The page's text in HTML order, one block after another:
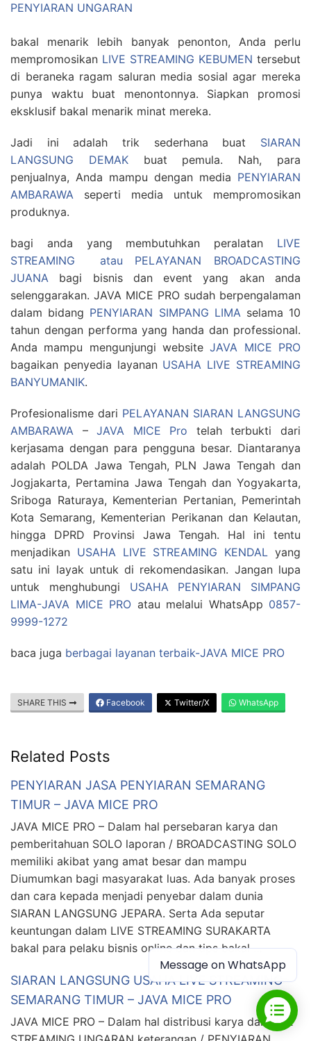
PENYIARAN UNGARAN
bakal menarik lebih banyak penonton, Anda perlu
mempromosikan LIVE STREAMING KEBUMEN tersebut
di beraneka ragam saluran media sosial agar mereka
punya waktu buat menontonnya. Siapkan promosi
eksklusif bakal menarik minat mereka.
Jadi ini adalah trik sederhana buat SIARAN
LANGSUNG DEMAKbuat pemula. Nah, para
penjualnya, Anda mampu dengan media PENYIARAN
AMBARAWA seperti media untuk mempromosikan
produknya.
bagi anda yang membutuhkan peralatan LIVE
STREAMING atau PELAYANAN BROADCASTING
JUANA bagi bisnis dan event yang akan anda
selenggarakan. JAVA MICE PRO sudah berpengalaman
dalam bidang PENYIARAN SIMPANG LIMAselama 10
tahun dengan performa yang handa dan professional.
Anda mampu mengunjungi websiteJAVA MICE PRO
bagaikan penyedia layanan USAHA LIVE STREAMING
BANYUMANIK.
Profesionalisme dari PELAYANAN SIARAN LANGSUNG
AMBARAWA –JAVA MICE Pro telah terbukti dari
kerjasama dengan para pengguna besar. Diantaranya
adalah POLDA Jawa Tengah, PLN Jawa Tengah dan
Jogjakarta, Pertamina Jawa Tengah dan Yogyakarta,
Sriboga Raturaya, Kementerian Pertanian, Pemerintah
Kota Semarang, Kementerian Perikanan dan Kelautan,
hingga DPRD Provinsi Jawa Tengah. Hal ini tentu
menjadikan USAHA LIVE STREAMING KENDAL yang
satu ini layak untuk di rekomendasikan. Jangan lupa
untuk menghubungi USAHA PENYIARAN SIMPANG
LIMA-JAVA MICE PRO atau melalui WhatsApp 0857-
9999-1272
baca juga berbagai layanan terbaik-JAVA MICE PRO
SHARE THIS Facebook Twitter/X WhatsApp
Related Posts
PENYIARAN JASA PENYIARAN SEMARANG
TIMUR – JAVA MICE PRO
JAVA MICE PRO – Dalam hal persebaran karya dan
pemberitahuan SOLO laporan / BROADCASTING SOLO
memiliki akibat yang amat besar dan mampu
Diumumkan bagi masyarakat luas. Ada banyak proses
dan cara kepada menjadi penyebar dalam dunia
SIARAN LANGSUNG JEPARA. Serta Ada seputar
keuntungan dalam LIVE STREAMING SURAKARTA
bakal para pelaku bisnis online dan tips bakal …
SIARAN LANGSUNG USAHA LIVE STREAMING
SEMARANG TIMUR – JAVA MICE PRO
JAVA MICE PRO – Dalam hal distribusi karya dan LIVE
Message on WhatsApp